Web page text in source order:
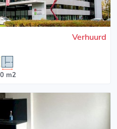
Verhuurd
m2